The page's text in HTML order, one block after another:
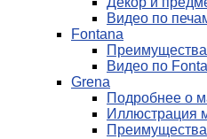
Видео по
Fontana
Видео по
Grena
Подробнее о
Иллюстрация
Преимущества